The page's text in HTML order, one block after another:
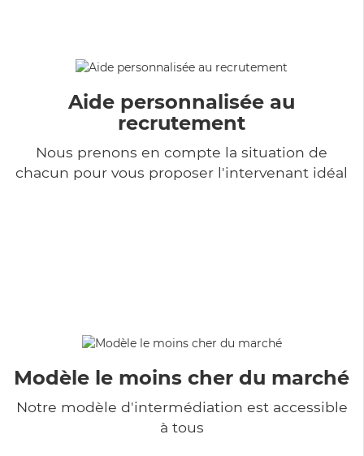
Aide personnalisée au
recrutement
Nous prenons en compte la situation de
chacun pour vous proposer l'intervenant idéal
Modèle le moins cher du marché
Notre modèle d'intermédiation est accessible
à tous